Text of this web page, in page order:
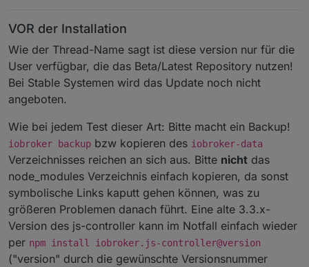
VOR der Installation
Wie der Thread-Name sagt ist diese version nur für die
User verfügbar, die das Beta/Latest Repository nutzen!
Bei Stable Systemen wird das Update noch nicht
angeboten.
Wie bei jedem Test dieser Art: Bitte macht ein Backup!
iobroker backup bzw kopieren des iobroker-data
Verzeichnisses reichen an sich aus. Bitte nicht das
node_modules Verzeichnis einfach kopieren, da sonst
symbolische Links kaputt gehen können, was zu
größeren Problemen danach führt. Eine alte 3.3.x-
Version des js-controller kann im Notfall einfach wieder
per npm install iobroker.js-controller@version
("version" durch die gewünschte Versionsnummer